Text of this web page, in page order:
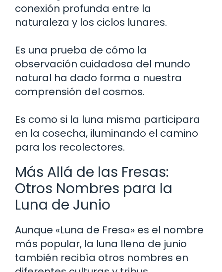
conexión profunda entre la
naturaleza y los ciclos lunares.
Es una prueba de cómo la
observación cuidadosa del mundo
natural ha dado forma a nuestra
comprensión del cosmos.
Es como si la luna misma participara
en la cosecha, iluminando el camino
para los recolectores.
Más Allá de las Fresas:
Otros Nombres para la
Luna de Junio
Aunque «Luna de Fresa» es el nombre
más popular, la luna llena de junio
también recibía otros nombres en